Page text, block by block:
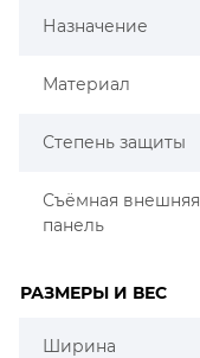
Назначение
Материал
Степень защиты
Съёмная внешняя
панель
РАЗМЕРЫ И ВЕС
Ширина